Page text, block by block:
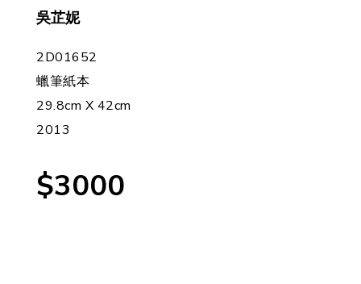
吳芷妮
2D01652
蠟筆紙本
29.8cm X 42cm
2013
$3000